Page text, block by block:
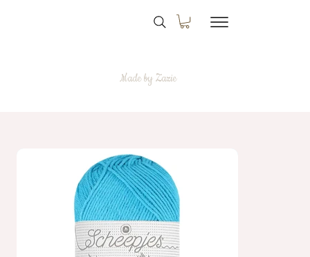
Made by Zazie